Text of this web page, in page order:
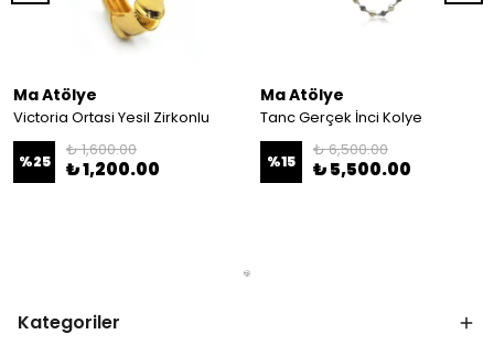
Ma Atölye
Victoria Ortasi Yesil Zirkonlu
%25
₺ 1,600.00
₺ 1,200.00
Ma Atölye
Tanc Gerçek İnci Kolye
%15
₺ 6,500.00
₺ 5,500.00
Kategoriler